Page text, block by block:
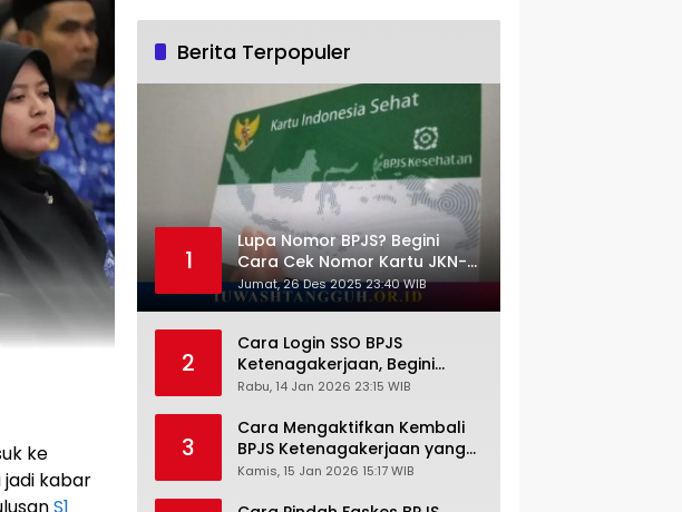
ke
kabar
Berita Terpopuler
1
Lupa Nomor BPJS? Begini
Cara Cek Nomor Kartu JKN-
KIS dengan NIK KTP
Jumat, 26 Des 2025 23:40 WIB
2
Cara Login SSO BPJS
Ketenagakerjaan, Begini
Tutorial Lengkap dan
Rabu, 14 Jan 2026 23:15 WIB
3
Cara Mengaktifkan Kembali
BPJS Ketenagakerjaan yang
Nonaktif, Begini Panduan
Kamis, 15 Jan 2026 15:17 WIB